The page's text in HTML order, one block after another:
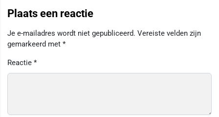
Plaats een reactie
Je e-mailadres wordt niet gepubliceerd. Vereiste velden zijn
gemarkeerd met *
Reactie *